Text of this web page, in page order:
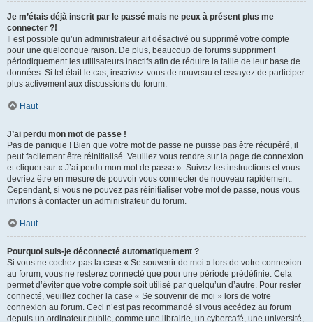
Je m’étais déjà inscrit par le passé mais ne peux à présent plus me
connecter ?!
Il est possible qu’un administrateur ait désactivé ou supprimé votre compte
pour une quelconque raison. De plus, beaucoup de forums suppriment
périodiquement les utilisateurs inactifs afin de réduire la taille de leur base de
données. Si tel était le cas, inscrivez-vous de nouveau et essayez de participer
plus activement aux discussions du forum.
Haut
J’ai perdu mon mot de passe !
Pas de panique ! Bien que votre mot de passe ne puisse pas être récupéré, il
peut facilement être réinitialisé. Veuillez vous rendre sur la page de connexion
et cliquer sur « J’ai perdu mon mot de passe ». Suivez les instructions et vous
devriez être en mesure de pouvoir vous connecter de nouveau rapidement.
Cependant, si vous ne pouvez pas réinitialiser votre mot de passe, nous vous
invitons à contacter un administrateur du forum.
Haut
Pourquoi suis-je déconnecté automatiquement ?
Si vous ne cochez pas la case « Se souvenir de moi » lors de votre connexion
au forum, vous ne resterez connecté que pour une période prédéfinie. Cela
permet d’éviter que votre compte soit utilisé par quelqu’un d’autre. Pour rester
connecté, veuillez cocher la case « Se souvenir de moi » lors de votre
connexion au forum. Ceci n’est pas recommandé si vous accédez au forum
depuis un ordinateur public, comme une librairie, un cybercafé, une université,